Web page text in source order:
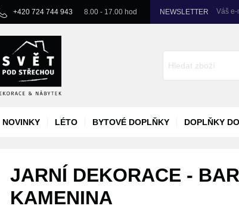
+420 724 744 943 8.00 - 17.00 hod NEWSLETTER Váš e-
NOVINKY LÉTO BYTOVÉ DOPLŇKY DOPLŇKY
JARNÍ DEKORACE -
KAMENINA